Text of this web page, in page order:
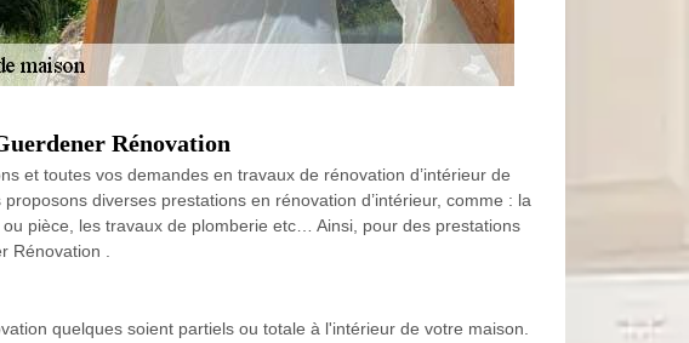
Rénovation
et toutes vos demandes en travaux de rénovation d’intérieur de
diverses prestations en rénovation d’intérieur, comme : la
pièce, les travaux de plomberie etc… Ainsi, pour des prestations
Rénovation .
quelques soient partiels ou totale à l'intérieur de votre maison.